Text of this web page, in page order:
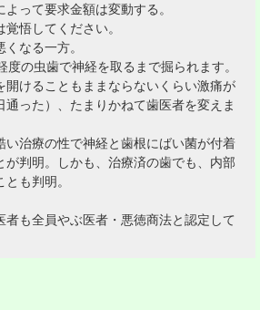
って要求金額は変動する。
悟してください。
なる一方。
の虫歯で神経を取るまで掘られます。
開けることもままならないくらい激痛が
った）、たまりかねて歯医者を変えま
い治療の性で神経と歯根にばい菌が付着
が判明。しかも、治療済の歯でも、内部
も判明。
者も全員やぶ医者・悪徳商法と認定して